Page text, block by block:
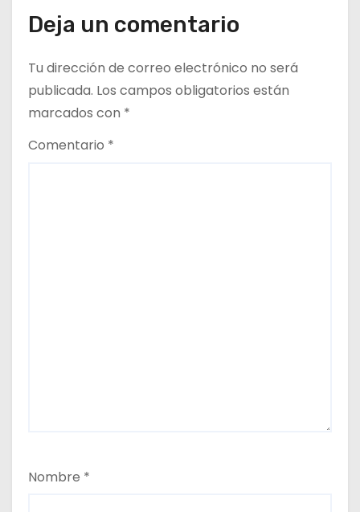
d
a
s
Deja un comentario
Tu dirección de correo electrónico no será
publicada. Los campos obligatorios están
marcados con *
Comentario *
Nombre *